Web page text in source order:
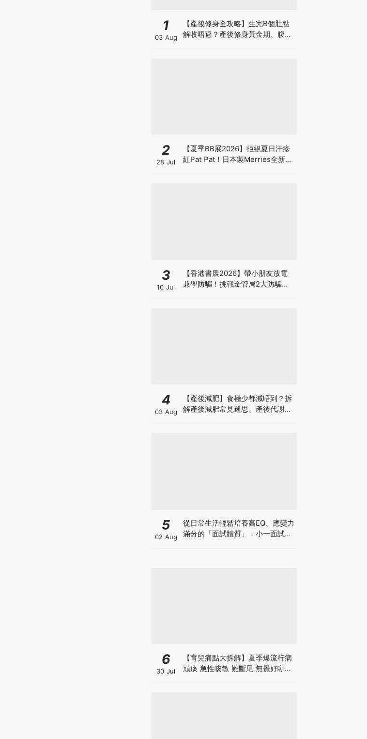
1
03 Aug
【產後修身全攻略】生完B個肚點
解收唔返？產後修身黃金期、腹直
2
28 Jul
【夏季BB展2026】拒絕夏日汗疹
紅Pat Pat！日本製Merries全新超
3
10 Jul
【香港書展2026】帶小朋友放電
兼學防騙！挑戰金管局2大防騙遊
4
03 Aug
【產後減肥】食極少都減唔到？拆
解產後減肥常見迷思、產後代謝、
5
02 Aug
從日常生活輕鬆培養高EQ、應變力
滿分的「面試體質」：小一面試最
6
30 Jul
【育兒痛點大拆解】夏季爆流行病
頑痰 急性咳敏 難斷尾 無覺好瞓？